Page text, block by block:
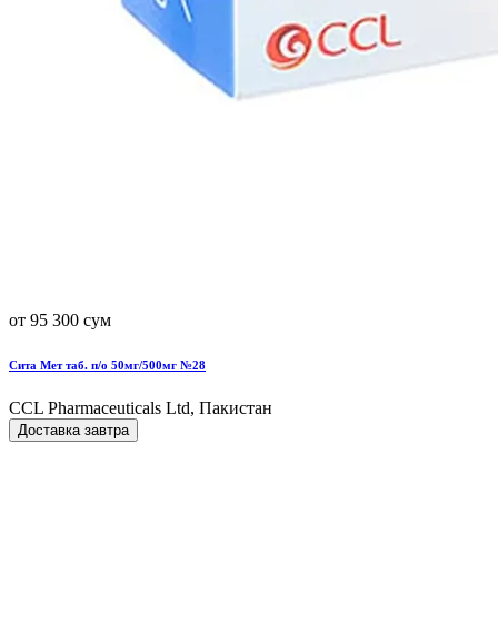
от 95 300 сум
Сита Мет таб. п/о 50мг/500мг №28
CCL Pharmaceuticals Ltd, Пакистан
Доставка завтра